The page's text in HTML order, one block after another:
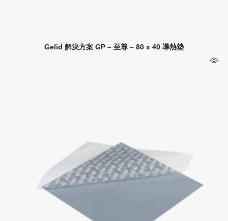
Gelid 解決方案 GP – 至尊 – 80 x 40 導熱墊